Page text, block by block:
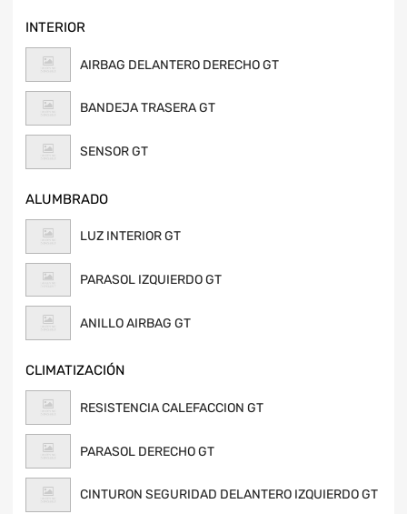
INTERIOR
AIRBAG DELANTERO DERECHO GT
BANDEJA TRASERA GT
SENSOR GT
ALUMBRADO
LUZ INTERIOR GT
PARASOL IZQUIERDO GT
ANILLO AIRBAG GT
CLIMATIZACIÓN
RESISTENCIA CALEFACCION GT
PARASOL DERECHO GT
CINTURON SEGURIDAD DELANTERO IZQUIERDO GT